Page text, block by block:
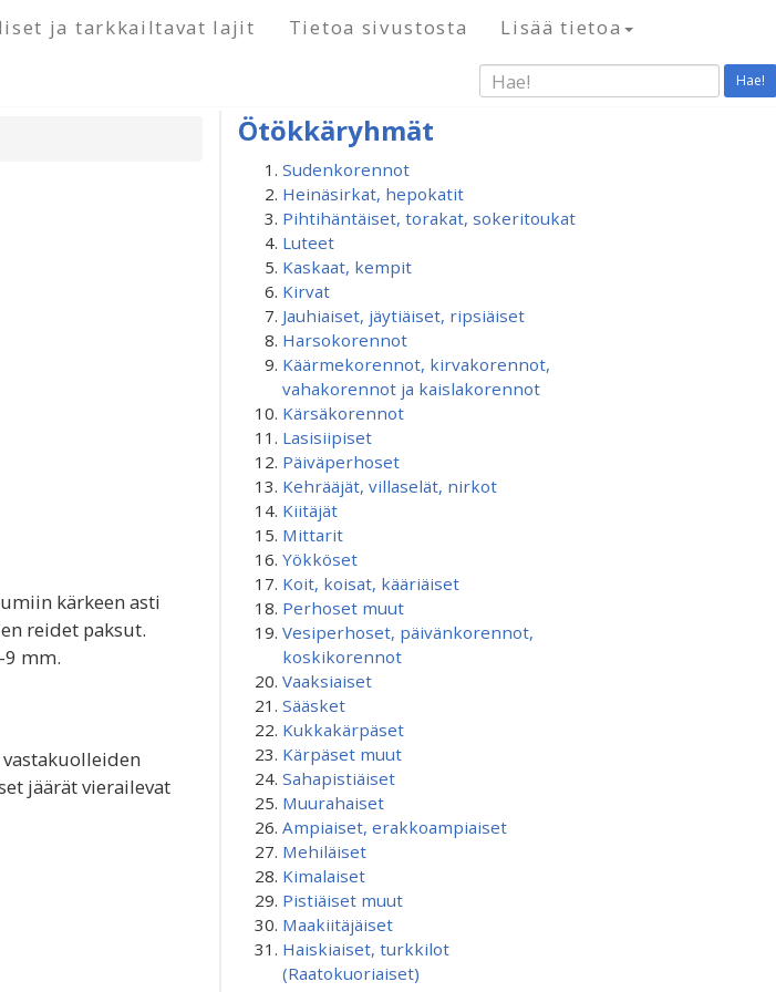
ja tarkkailtavat lajit Tietoa sivustosta Lisää tietoa
Hae!
kärkeen asti
reidet paksut.
9 mm.
jäärät vierailevat
Ötökkäryhmät
Sudenkorennot
Heinäsirkat, hepokatit
Pihtihäntäiset, torakat, sokeritoukat
Luteet
Kaskaat, kempit
Kirvat
Jauhiaiset, jäytiäiset, ripsiäiset
Harsokorennot
Käärmekorennot, kirvakorennot,
vahakorennot ja kaislakorennot
Kärsäkorennot
Lasisiipiset
Päiväperhoset
Kehrääjät, villaselät, nirkot
Kiitäjät
Mittarit
Yökköset
Koit, koisat, kääriäiset
Perhoset muut
Vesiperhoset, päivänkorennot,
koskikorennot
Vaaksiaiset
Sääsket
Kukkakärpäset
Kärpäset muut
Sahapistiäiset
Muurahaiset
Ampiaiset, erakkoampiaiset
Mehiläiset
Kimalaiset
Pistiäiset muut
Maakiitäjäiset
Haiskiaiset, turkkilot
(Raatokuoriaiset)